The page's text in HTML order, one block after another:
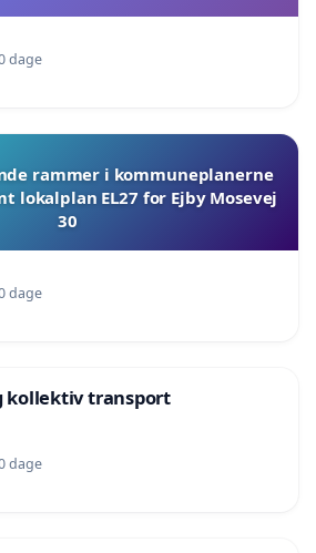
dage
rammer i kommuneplanerne
lokalplan EL27 for Ejby Mosevej
30
dage
kollektiv transport
dage